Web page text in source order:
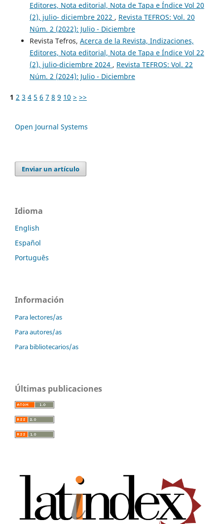
Editores, Nota editorial, Nota de Tapa e Índice Vol 20
(2), julio- diciembre 2022 , Revista TEFROS: Vol. 20
Núm. 2 (2022): Julio - Diciembre
Revista Tefros, Acerca de la Revista, Indizaciones,
Editores, Nota editorial, Nota de Tapa e Índice Vol 22
(2), julio-diciembre 2024 , Revista TEFROS: Vol. 22
Núm. 2 (2024): Julio - Diciembre
1 2 3 4 5 6 7 8 9 10 > >>
Open Journal Systems
Enviar un artículo
Idioma
English
Español
Português
Información
Para lectores/as
Para autores/as
Para bibliotecarios/as
Últimas publicaciones